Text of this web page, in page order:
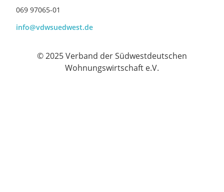
069 97065-01
info@vdwsuedwest.de
© 2025 Verband der Südwestdeutschen
Wohnungswirtschaft e.V.